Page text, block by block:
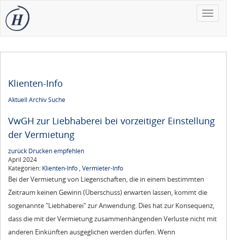
Toggle
Klienten-Info
Aktuell ArchivSuche
VwGH zur Liebhaberei bei vorzeitiger Einstellung
der Vermietung
zurück Druckenempfehlen
April 2024
Kategorien: Klienten-Info , Vermieter-Info
Bei der Vermietung von Liegenschaften, die in einem bestimmten
Zeitraum keinen Gewinn (Überschuss) erwarten lassen, kommt die
sogenannte "Liebhaberei" zur Anwendung. Dies hat zur Konsequenz,
dass die mit der Vermietung zusammenhängenden Verluste nicht mit
anderen Einkünften ausgeglichen werden dürfen. Wenn